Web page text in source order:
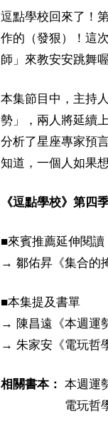
逗點學校回來了！
作的（發狠）！這
師」來教安安跳舞
本集節目中，主持
勢」，兩人將延續
分析了星座專家預
知道，一個人如果
《逗點學校》第四
■來賓推薦延伸閱讀
→ 鄒佑昇《集合的
■本集提及書單
→ 陳昌遠《本週運
→ 朱家安《電玩哲
相關書本： 本週運
電玩哲